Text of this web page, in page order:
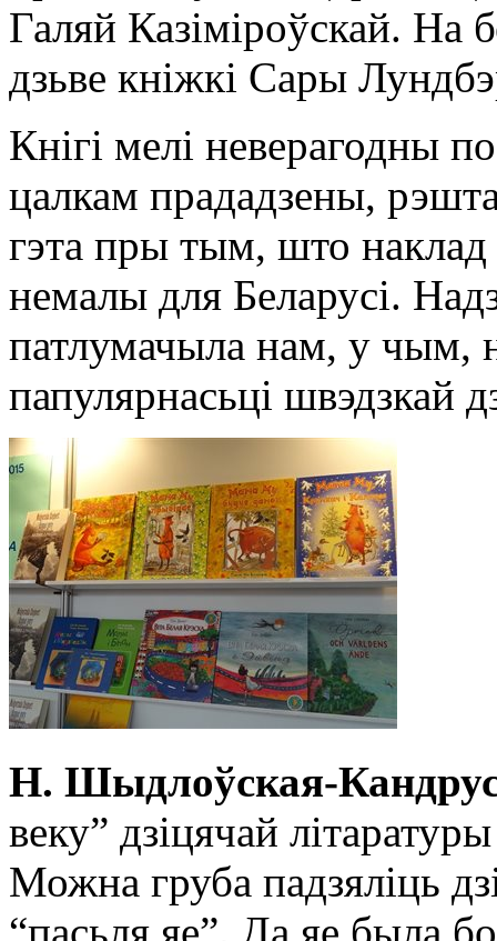
Галяй Казіміроўскай. На
дзьве кніжкі Сары
Кнігі мелі неверагодны
цалкам прададзены,
гэта пры тым, што наклад
немалы для Беларусі.
патлумачыла нам, у чым,
папулярнасьці швэдзкай
Н. Шыдлоўская-
веку” дзіцячай
Можна груба падзяліць
“пасьля яе”. Да яе была